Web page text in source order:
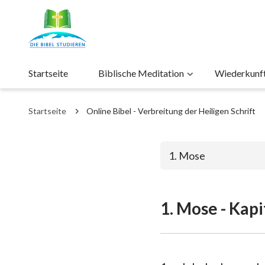
Startseite Biblische Meditation
Startseite Online Bibel - Verbreitung der Heiligen Schrift
1. Mose
Das alte
1. Mose -